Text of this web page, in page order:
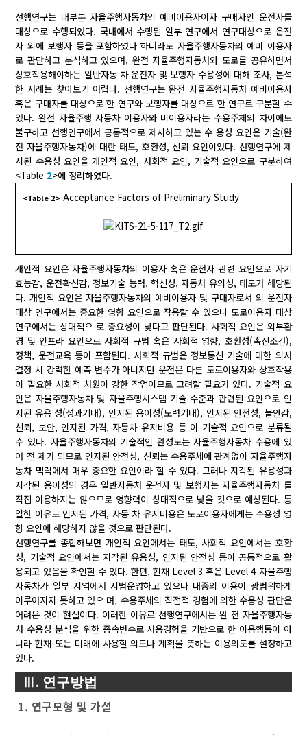
선행연구는 대부분 자율주행자동차의 예비이용자이자 구매자인 운전자를
대상으로 수행되었다. 국내에서 수행된 일부 연구에서 연구대상으로 운전
자 외에 보행자 등을 포함하였다 하더라도 자율주행자동차의 예비 이용자
로 판단하고 분석하고 있으며, 완전 자율주행자동차와 도로를 공유하면서
상호작용해야하는 일반자동 차 운전자 및 보행자 수용성에 대해 조사, 분석
한 사례는 찾아보기 어렵다. 선행연구는 완전 자율주행자동차 예비이용자
혹은 구매자를 대상으로 한 연구와 보행자를 대상으로 한 연구로 구분할 수
있다. 완전 자율주행 자동차 이용자와 비이용자라는 수용주체의 차이에도
불구하고 선행연구에서 공통적으로 제시하고 있는 수 용성 요인은 기술(완
전 자율주행자동차)에 대한 태도, 호환성, 신뢰 요인이었다. 선행연구에 제
시된 수용성 요인을 개인적 요인, 사회적 요인, 기술적 요인으로 구분하여
<Table 2>에 정리하였다.
<Table 2> Acceptance Factors of Preliminary Study
개인적 요인은 자율주행자동차의 이용자 혹은 운전자 관련 요인으로 자기
효능감, 운전확신감, 정보기술 능력, 혁신성, 자동차 유의성, 태도가 해당된
다. 개인적 요인은 자율주행자동차의 예비이용자 및 구매자로서 의 운전자
대상 연구에서는 중요한 영향 요인으로 작용할 수 있으나 도로이용자 대상
연구에서는 상대적으 로 중요성이 낮다고 판단된다. 사회적 요인은 외부환
경 및 인프라 요인으로 사회적 규범 혹은 사회적 영향, 호환성(촉진조건),
정책, 운전교육 등이 포함된다. 사회적 규범은 정보통신 기술에 대한 의사
결정 시 강력한 예측 변수가 아니지만 운전은 다른 도로이용자와 상호작용
이 필요한 사회적 차원이 강한 작업이므로 고려할 필요가 있다. 기술적 요
인은 자율주행자동차 및 자율주행시스템 기술 수준과 관련된 요인으로 인
지된 유용 성(성과기대), 인지된 용이성(노력기대), 인지된 안전성, 불안감,
신뢰, 보안, 인지된 가격, 자동차 유지비용 등 이 기술적 요인으로 분류될
수 있다. 자율주행자동차의 기술적인 완성도는 자율주행자동차 수용에 있
어 전 제가 되므로 인지된 안전성, 신뢰는 수용주체에 관계없이 자율주행자
동차 맥락에서 매우 중요한 요인이라 할 수 있다. 그러나 지각된 유용성과
지각된 용이성의 경우 일반자동차 운전자 및 보행자는 자율주행자동차 를
직접 이용하지는 않으므로 영향력이 상대적으로 낮을 것으로 예상된다. 동
일한 이유로 인지된 가격, 자동 차 유지비용은 도로이용자에게는 수용성 영
향 요인에 해당하지 않을 것으로 판단된다.
선행연구를 종합해보면 개인적 요인에서는 태도, 사회적 요인에서는 호환
성, 기술적 요인에서는 지각된 유용성, 인지된 안전성 등이 공통적으로 활
용되고 있음을 확인할 수 있다. 한편, 현재 Level 3 혹은 Level 4 자율주행
자동차가 일부 지역에서 시범운영하고 있으나 대중의 이용이 광범위하게
이루어지지 못하고 있으 며, 수용주체의 직접적 경험에 의한 수용성 판단은
어려운 것이 현실이다. 이러한 이유로 선행연구에서는 완 전 자율주행자동
차 수용성 분석을 위한 종속변수로 사용경험을 기반으로 한 이용행동이 아
니라 현재 또는 미래에 사용할 의도나 계획을 뜻하는 이용의도를 설정하고
있다.
Ⅲ. 연구방법
1. 연구모형 및 가설